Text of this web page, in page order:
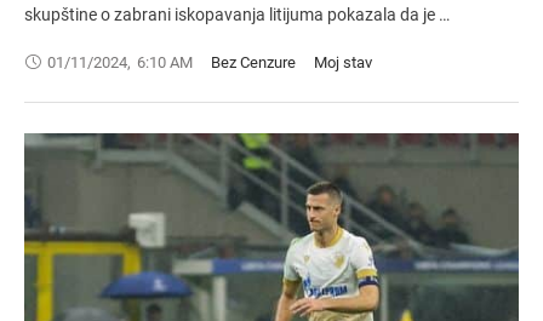
skupštine o zabrani iskopavanja litijuma pokazala da je …
01/11/2024, 6:10 AM Bez Cenzure Moj stav